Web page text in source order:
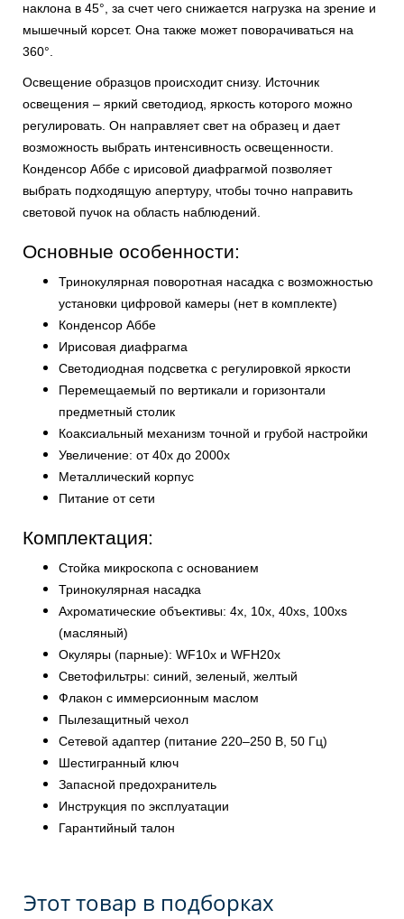
наклона в 45°, за счет чего снижается нагрузка на зрение и
мышечный корсет. Она также может поворачиваться на
360°.
Освещение образцов происходит снизу. Источник
освещения – яркий светодиод, яркость которого можно
регулировать. Он направляет свет на образец и дает
возможность выбрать интенсивность освещенности.
Конденсор Аббе с ирисовой диафрагмой позволяет
выбрать подходящую апертуру, чтобы точно направить
световой пучок на область наблюдений.
Основные особенности:
Тринокулярная поворотная насадка с возможностью
установки цифровой камеры (нет в комплекте)
Конденсор Аббе
Ирисовая диафрагма
Светодиодная подсветка с регулировкой яркости
Перемещаемый по вертикали и горизонтали
предметный столик
Коаксиальный механизм точной и грубой настройки
Увеличение: от 40х до 2000х
Металлический корпус
Питание от сети
Комплектация:
Стойка микроскопа с основанием
Тринокулярная насадка
Ахроматические объективы: 4x, 10x, 40xs, 100xs
(масляный)
Окуляры (парные): WF10x и WFH20x
Светофильтры: синий, зеленый, желтый
Флакон с иммерсионным маслом
Пылезащитный чехол
Сетевой адаптер (питание 220–250 В, 50 Гц)
Шестигранный ключ
Запасной предохранитель
Инструкция по эксплуатации
Гарантийный талон
Этот товар в подборках